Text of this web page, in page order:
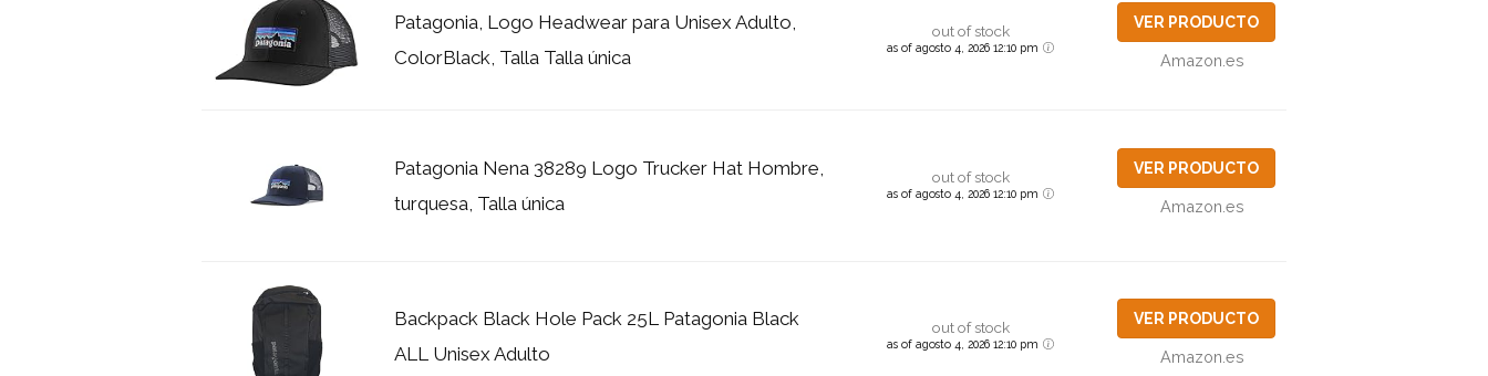
Patagonia, Logo Headwear para Unisex Adulto,
ColorBlack, Talla Talla única
out of stock
as of agosto 4, 2026 12:10 pm
VER PRODUCTO
Amazon.es
Patagonia Nena 38289 Logo Trucker Hat Hombre,
turquesa, Talla única
out of stock
as of agosto 4, 2026 12:10 pm
VER PRODUCTO
Amazon.es
Backpack Black Hole Pack 25L Patagonia Black
ALL Unisex Adulto
out of stock
as of agosto 4, 2026 12:10 pm
VER PRODUCTO
Amazon.es